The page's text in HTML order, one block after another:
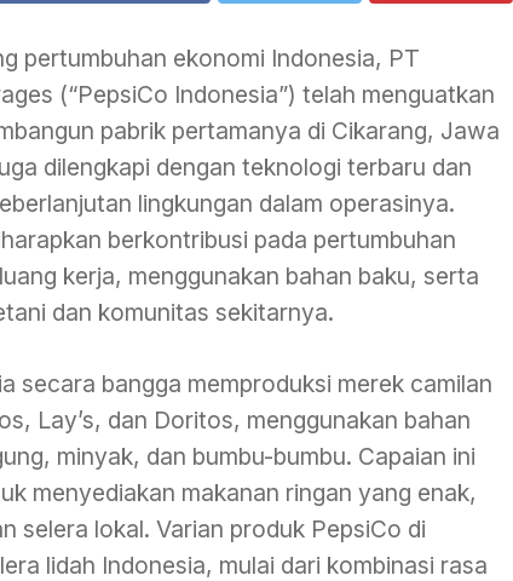
pertumbuhan ekonomi Indonesia, PT
(“PepsiCo Indonesia”) telah menguatkan
pabrik pertamanya di Cikarang, Jawa
dilengkapi dengan teknologi terbaru dan
lingkungan dalam operasinya.
berkontribusi pada pertumbuhan
kerja, menggunakan bahan baku, serta
dan komunitas sekitarnya.
secara bangga memproduksi merek camilan
Lay’s, dan Doritos, menggunakan bahan
minyak, dan bumbu-bumbu. Capaian ini
menyediakan makanan ringan yang enak,
selera lokal. Varian produk PepsiCo di
lidah Indonesia, mulai dari kombinasi rasa